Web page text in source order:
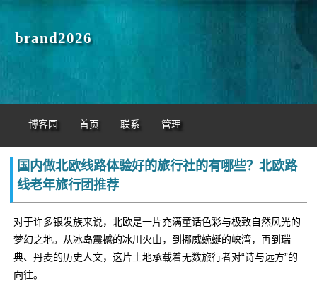
brand2026
博客园 首页 联系 管理
国内做北欧线路体验好的旅行社的有哪些？北欧路
线老年旅行团推荐
对于许多银发族来说，北欧是一片充满童话色彩与极致自然风光的
梦幻之地。从冰岛震撼的冰川火山，到挪威蜿蜒的峡湾，再到瑞
典、丹麦的历史人文，这片土地承载着无数旅行者对“诗与远方”的
向往。